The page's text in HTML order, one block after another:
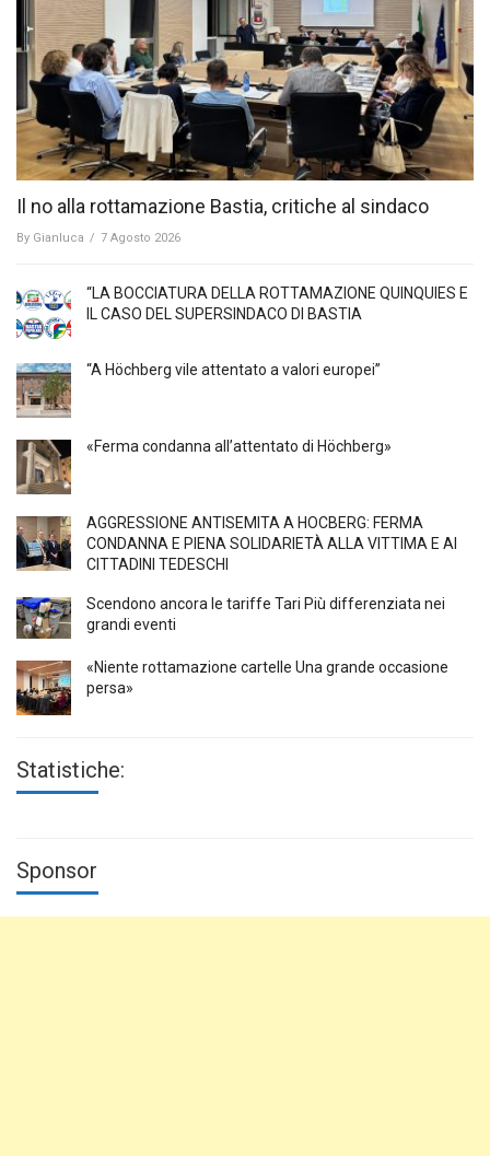
Il no alla rottamazione Bastia, critiche al sindaco
By Gianluca / 7 Agosto 2026
“LA BOCCIATURA DELLA ROTTAMAZIONE QUINQUIES E
IL CASO DEL SUPERSINDACO DI BASTIA
“A Höchberg vile attentato a valori europei”
«Ferma condanna all’attentato di Höchberg»
AGGRESSIONE ANTISEMITA A HÖCBERG: FERMA
CONDANNA E PIENA SOLIDARIETÀ ALLA VITTIMA E AI
CITTADINI TEDESCHI
Scendono ancora le tariffe Tari Più differenziata nei
grandi eventi
«Niente rottamazione cartelle Una grande occasione
persa»
Statistiche:
Sponsor